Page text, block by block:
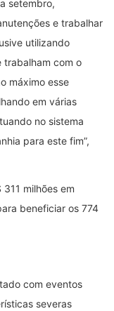
setembro,
e trabalhar
utilizando
trabalham com o
máximo esse
em várias
no sistema
para este fim”,
milhões em
beneficiar os 774
com eventos
severas